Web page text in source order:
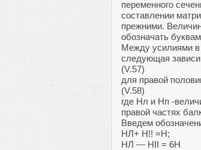
переменного
составлении
прежними.
обозначать
Между усилиями в
следующая
(V.57)
для правой
(V.58)
где Нл и Нп -
правой частях
Введем
НЛ+ Н!! =Н;
НЛ — НII = 6Н